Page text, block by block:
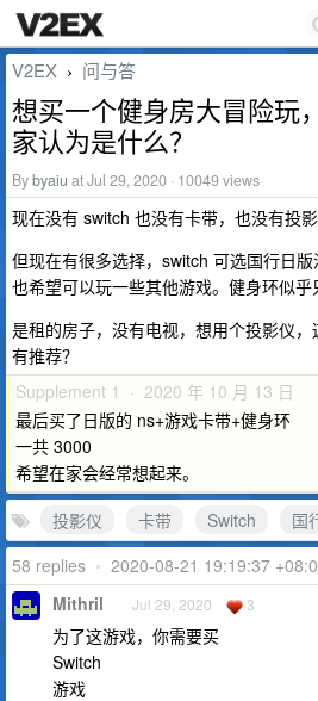
V2EX › 问与答
想买一个健身房大冒险玩
家认为是什么？
Bybyaiu at Jul 29, 2020 · 10049 views
现在没有 switch 也没有卡带，也没有投影
但现在有很多选择，switch 可选国行日版
也希望可以玩一些其他游戏。健身环似乎
是租的房子，没有电视，想用个投影仪
有推荐？
Supplement 1 · 2020 年 10 月 13 日
最后买了日版的 ns+游戏卡带+健身环
一共 3000
希望在家会经常想起来。
投影仪
卡带 Switch
国
58 replies • 2020-08-21 19:19:37
Mithril Jul 29, 2020 3
为了这游戏，你需要买
Switch
游戏